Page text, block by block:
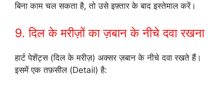
बिना काम चल सकता है, तो उसे इफ़्तार के बाद इस्तेमाल करें।
9. दिल के मरीज़ों का ज़बान के नीचे दवा रखना
हार्ट पेशेंट्स (दिल के मरीज़) अक्सर ज़बान के नीचे दवा रखते हैं।
इसमें एक तफ़सील (Detail) है: